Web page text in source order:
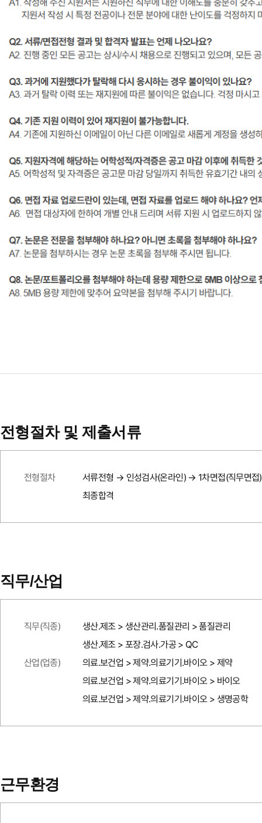
전형절차 및 제출서류
전형절차
서류전형 → 인성검사(온라인) → 1차면접(직무면
최종합격
직무/산업
직무(직종)
생산.제조 > 생산관리.품질관리 > 품질관리
생산.제조 > 포장.검사.가공 > QC
산업(업종)
의료.보건업 > 제약.의료기기.바이오 > 제약
의료.보건업 > 제약.의료기기.바이오 > 바이오
의료.보건업 > 제약.의료기기.바이오 > 생명공학
근무환경